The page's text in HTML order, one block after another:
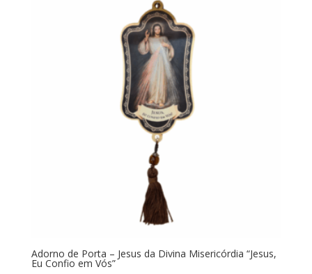
Adorno de Porta – Jesus da Divina Misericórdia “Jesus,
Eu Confio em Vós”